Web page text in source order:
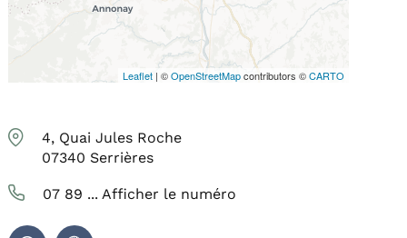
Leaflet | ©OpenStreetMapcontributors ©CARTO
4, Quai Jules Roche
07340 Serrières
07 89 ... Afficher le numéro